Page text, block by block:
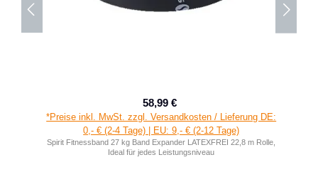
Verkaufspreis:
58,99 €
*Preise inkl. MwSt. zzgl. Versandkosten / Lieferung DE:
0,- € (2-4 Tage) | EU: 9,- € (2-12 Tage)
Spirit Fitnessband 27 kg Band Expander LATEXFREI 22,8 m Rolle,
Ideal für jedes Leistungsniveau